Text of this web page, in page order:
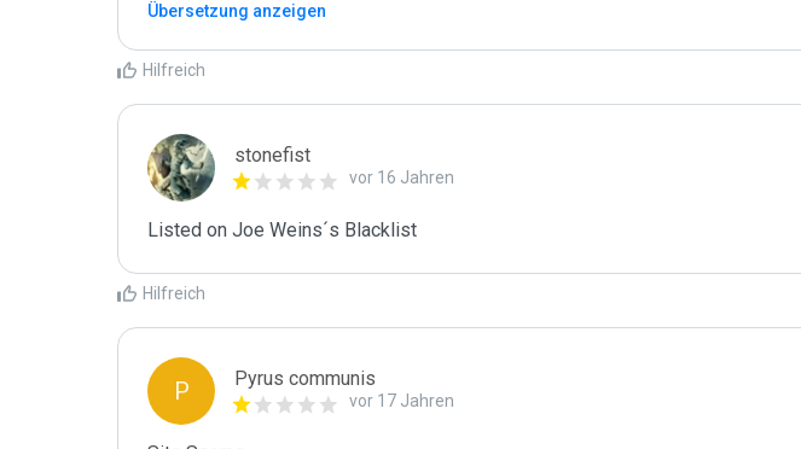
Übersetzung anzeigen
Hilfreich
stonefist
vor 16 Jahren
Listed on Joe Weins´s Blacklist
Hilfreich
P Pyrus communis
vor 17 Jahren